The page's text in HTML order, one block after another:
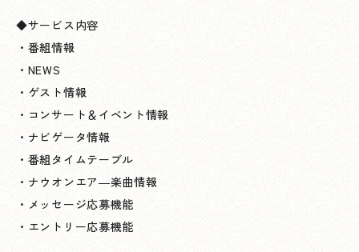
◆サービス内容
・番組情報
・NEWS
・ゲスト情報
・コンサート＆イベント情報
・ナビゲータ情報
・番組タイムテーブル
・ナウオンエア―楽曲情報
・メッセージ応募機能
・エントリー応募機能